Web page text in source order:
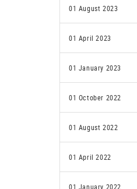
01 August 2023
01 April 2023
01 January 2023
01 October 2022
01 August 2022
01 April 2022
01 January 2022